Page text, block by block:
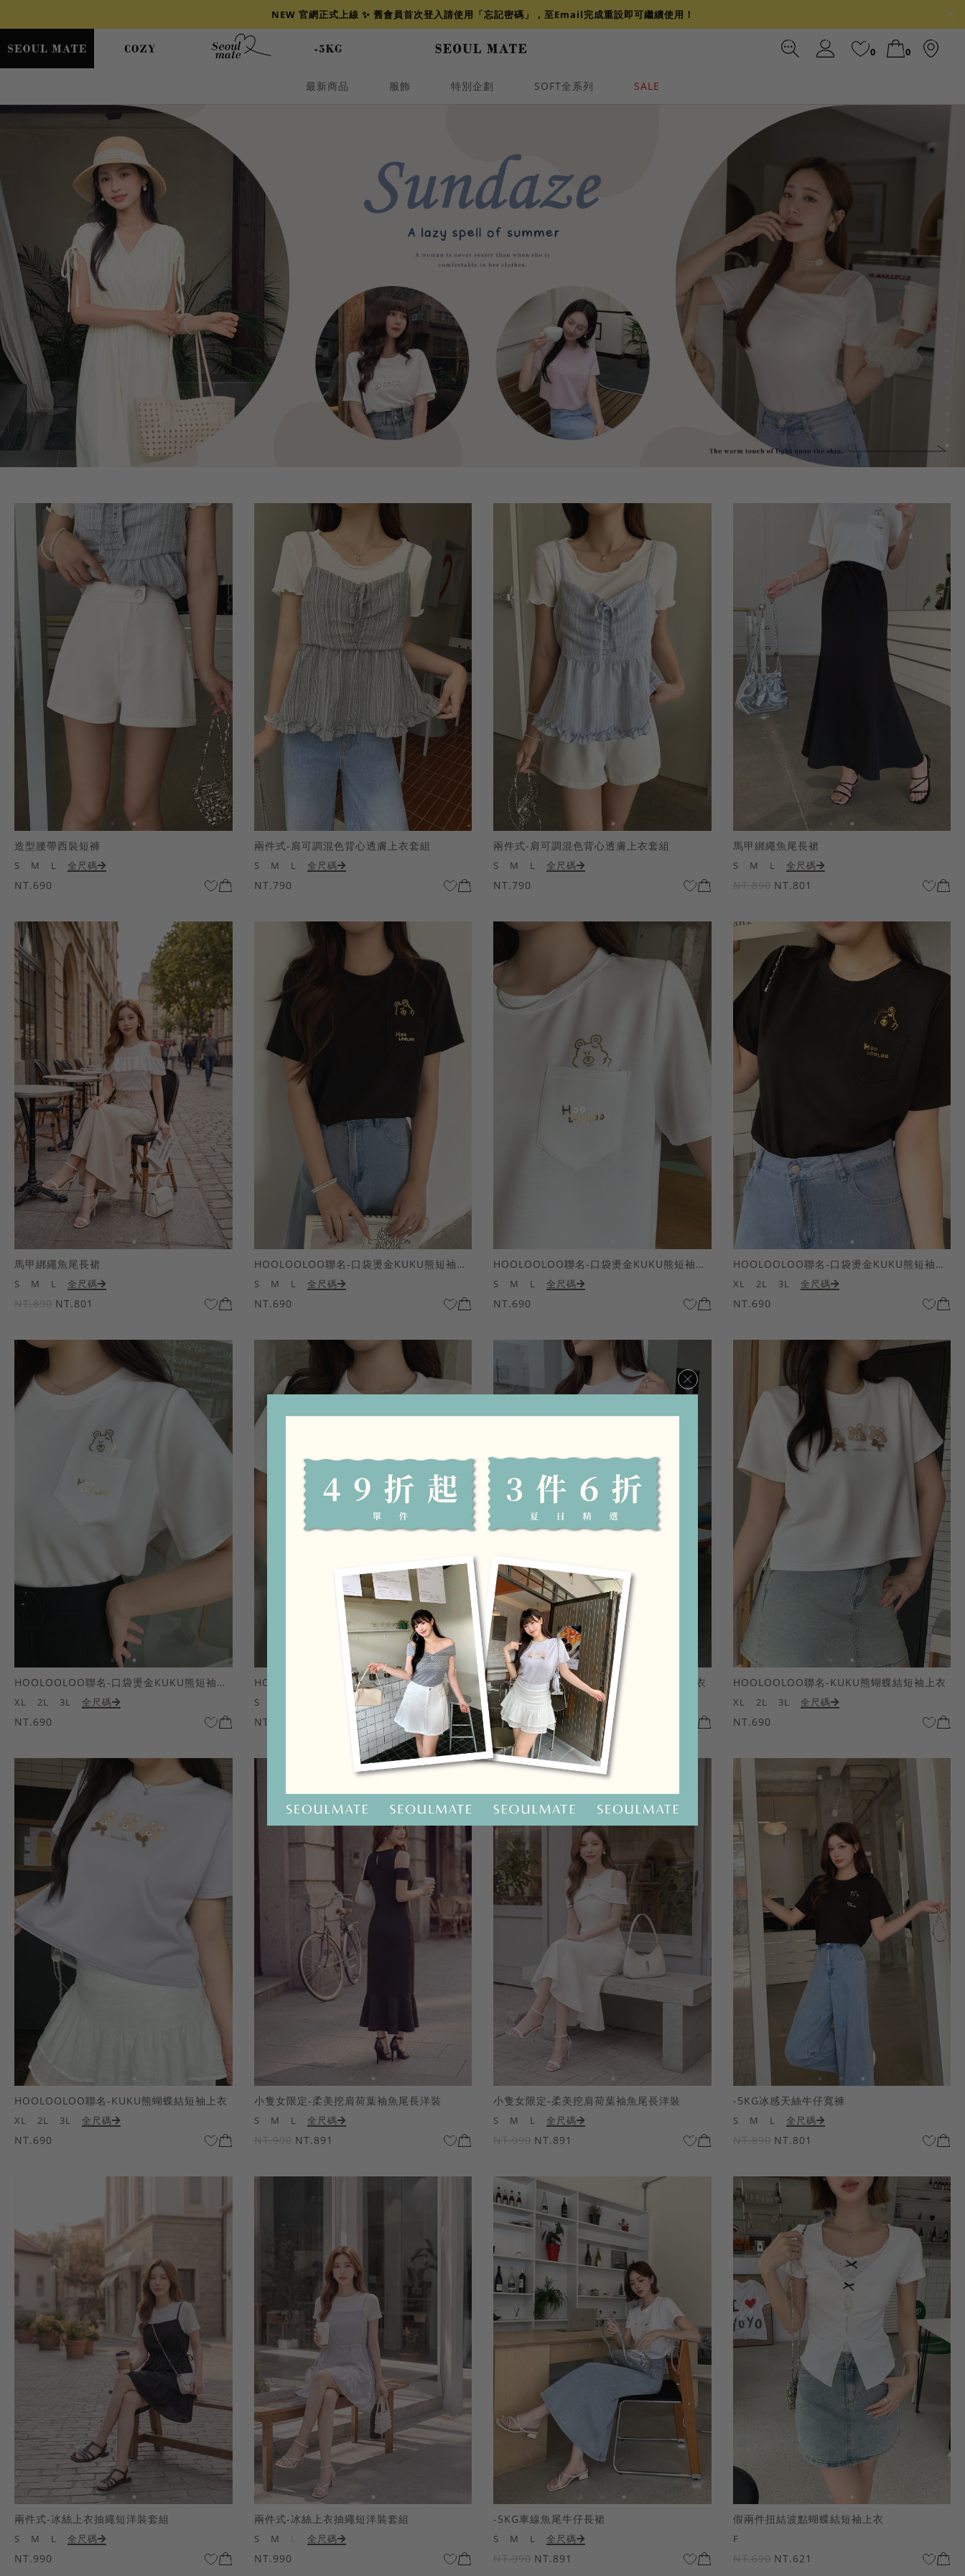
×
NEW 官網正式上線 ✨ 舊會員首次登入請使用「忘記密碼」，至Email完成重設即可繼續使用！
0 0
最新商品 服飾 特別企劃 SOFT全系列 SALE
造型腰帶西裝短褲
S M L 全尺碼
NT.690
兩件式-肩可調混色背心透膚上衣套組
S M L 全尺碼
NT.790
兩件式-肩可調混色背心透膚上衣套組
S M L 全尺碼
NT.790
馬甲綁繩魚尾長裙
S M L 全尺碼
NT.890 NT.801
馬甲綁繩魚尾長裙
S M L 全尺碼
NT.890 NT.801
HOOLOOLOO聯名-口袋燙金KUKU熊短袖上衣
S M L 全尺碼
NT.690
HOOLOOLOO聯名-口袋燙金KUKU熊短袖上衣
S M L 全尺碼
NT.690
HOOLOOLOO聯名-口袋燙金KUKU熊短袖上衣
XL 2L 3L 全尺碼
NT.690
HOOLOOLOO聯名-口袋燙金KUKU熊短袖上衣
XL 2L 3L 全尺碼
NT.690
HOOLOOLOO聯名-KUKU熊蝴蝶結短袖上衣
S
NT.690
HOOLOOLOO聯名-KUKU熊蝴蝶結短袖上衣
S M L 全尺碼
NT.690
HOOLOOLOO聯名-KUKU熊蝴蝶結短袖上衣
XL 2L 3L 全尺碼
NT.690
HOOLOOLOO聯名-KUKU熊蝴蝶結短袖上衣
XL 2L 3L 全尺碼
NT.690
小隻女限定-柔美挖肩荷葉袖魚尾長洋裝
S M L 全尺碼
NT.990 NT.891
小隻女限定-柔美挖肩荷葉袖魚尾長洋裝
S M L 全尺碼
NT.990 NT.891
-5KG冰感天絲牛仔寬褲
S M L 全尺碼
NT.890 NT.801
兩件式-冰絲上衣抽繩短洋裝套組
S M L 全尺碼
NT.990
兩件式-冰絲上衣抽繩短洋裝套組
S M 全尺碼
NT.990
-5KG車線魚尾牛仔長裙
S M L 全尺碼
NT.990 NT.891
假兩件扭結波點蝴蝶結短袖上衣
F
NT.690 NT.621